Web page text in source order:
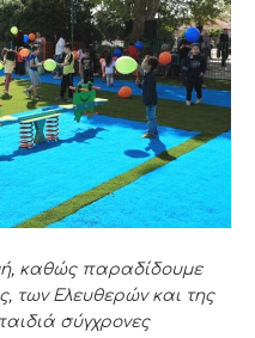
καθώς παραδίδουμε
των Ελευθερών και της
σύγχρονες